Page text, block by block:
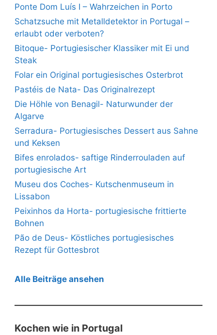
Ponte Dom Luís I – Wahrzeichen in Porto
Schatzsuche mit Metalldetektor in Portugal –
erlaubt oder verboten?
Bitoque- Portugiesischer Klassiker mit Ei und
Steak
Folar ein Original portugiesisches Osterbrot
Pastéis de Nata- Das Originalrezept
Die Höhle von Benagil- Naturwunder der
Algarve
Serradura- Portugiesisches Dessert aus Sahne
und Keksen
Bifes enrolados- saftige Rinderrouladen auf
portugiesische Art
Museu dos Coches- Kutschenmuseum in
Lissabon
Peixinhos da Horta- portugiesische frittierte
Bohnen
Pão de Deus- Köstliches portugiesisches
Rezept für Gottesbrot
Alle Beiträge ansehen
Kochen wie in Portugal